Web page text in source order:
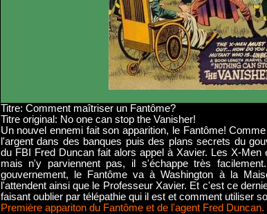
Titre: Comment maîtriser un Fantôme?
Titre original: No one can stop the Vanisher!
Un nouvel ennemi fait son apparition, le Fantôme!
l'argent dans des banques puis des plans secrets du
du FBI Fred Duncan fait alors appel à Xavier. Les X-Men
mais n'y parviennent pas, il s'échappe très
gouvernement, le Fantôme va à Washington à la
l'attendent ainsi que le Professeur Xavier. Et c'est ce
faisant oublier par télépathie qui il est et comment utiliser
Première appariton du Fantôme et de l'agent Fred Duncan.